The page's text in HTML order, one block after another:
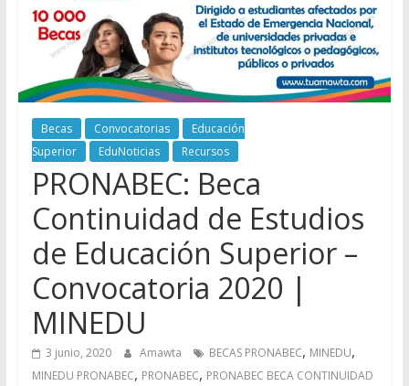
Becas Convocatorias
Educación
Superior
EduNoticias Recursos
PRONABEC: Beca
Continuidad de Estudios
de Educación Superior –
Convocatoria 2020 |
MINEDU
3 junio, 2020 Amawta BECAS PRONABEC, MINEDU,
MINEDU PRONABEC, PRONABEC, PRONABEC BECA CONTINUIDAD